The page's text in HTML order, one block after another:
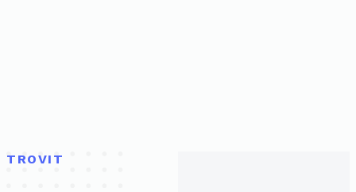
TROVIT